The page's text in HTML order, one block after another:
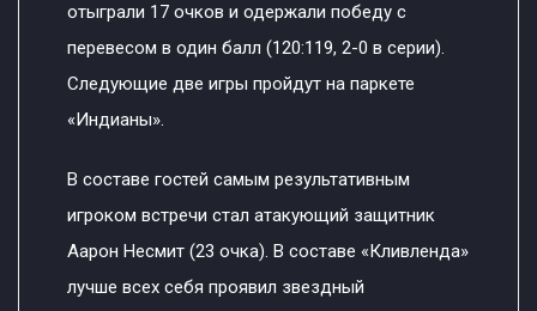
отыграли 17 очков и одержали победу с
перевесом в один балл (120:119, 2-0 в серии).
Следующие две игры пройдут на паркете
«Индианы».
В составе гостей самым результативным
игроком встречи стал атакующий защитник
Аарон Несмит (23 очка). В составе «Кливленда»
лучше всех себя проявил звездный